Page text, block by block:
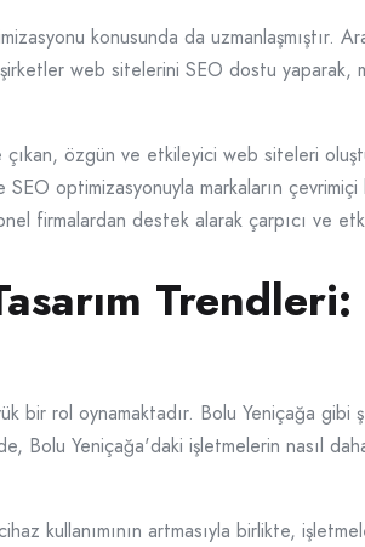
konusunda da uzmanlaşmıştır.
web sitelerini SEO dostu yaparak,
özgün ve etkileyici web siteleri
SEO optimizasyonuyla markaların
firmalardan destek alarak çarpıcı ve
bir rol oynamaktadır. Bolu Yeniçağa
Bolu Yeniçağa'daki işletmelerin nasıl
kullanımının artmasıyla birlikte,